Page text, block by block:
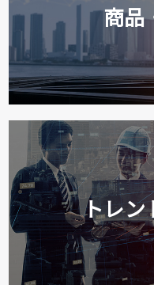
商品
トレン